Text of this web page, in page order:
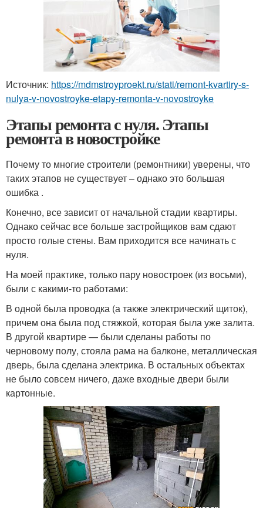
Источник: https://mdmstroyproekt.ru/stati/remont-kvartiry-s-
nulya-v-novostroyke-etapy-remonta-v-novostroyke
Этапы ремонта с нуля. Этапы
ремонта в новостройке
Почему то многие строители (ремонтники) уверены, что
таких этапов не существует – однако это большая
ошибка .
Конечно, все зависит от начальной стадии квартиры.
Однако сейчас все больше застройщиков вам сдают
просто голые стены. Вам приходится все начинать с
нуля.
На моей практике, только пару новостроек (из восьми),
были с какими-то работами:
В одной была проводка (а также электрический щиток),
причем она была под стяжкой, которая была уже залита.
В другой квартире — были сделаны работы по
черновому полу, стояла рама на балконе, металлическая
дверь, была сделана электрика. В остальных объектах
не было совсем ничего, даже входные двери были
картонные.